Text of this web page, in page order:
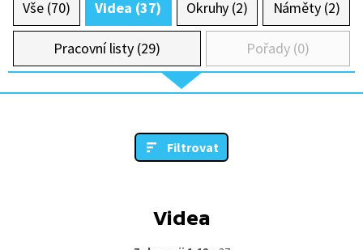
Vše (70) Videa (37) Okruhy (2) Náměty (2)
Pracovní listy (29) Pořady (0)
Filtrovat
Videa